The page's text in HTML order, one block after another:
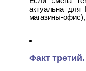
актуальна для
магазины-
Факт